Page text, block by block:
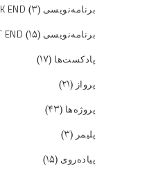
برنامه‌نویسی BACK END (۳)
برنامه‌نویسی FRONT END (۱۵)
پادکست‌ها (۱۷)
پرواز (۲۱)
پروژه‌ها (۴۳)
پلیمر (۳)
پیاده‌روی (۱۵)